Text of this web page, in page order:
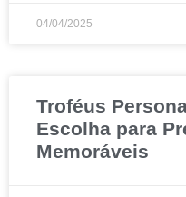
04/04/2025
Troféus
Escolha para
Memoráveis